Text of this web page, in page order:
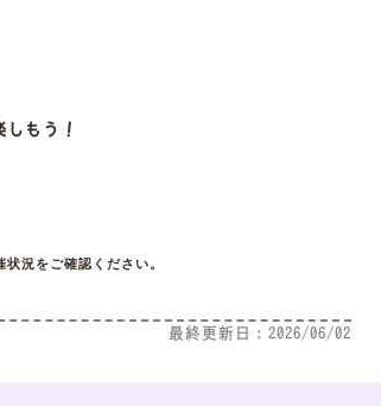
もう！
況をご確認ください。
最終更新日：2026/06/02